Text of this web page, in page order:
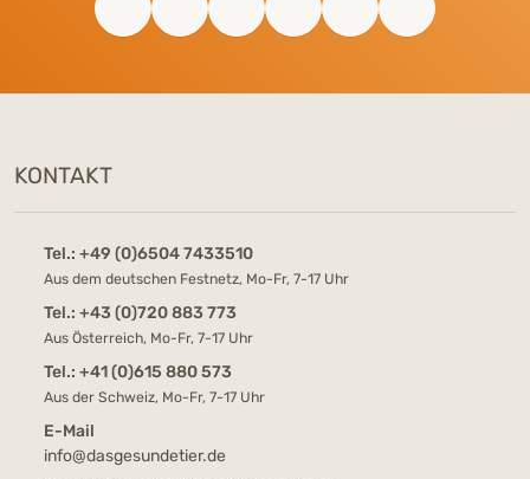
KONTAKT
Tel.: +49 (0)6504 7433510
Aus dem deutschen Festnetz, Mo-Fr, 7-17 Uhr
Tel.: +43 (0)720 883 773
Aus Österreich, Mo-Fr, 7-17 Uhr
Tel.: +41 (0)615 880 573
Aus der Schweiz, Mo-Fr, 7-17 Uhr
E-Mail
info@dasgesundetier.de